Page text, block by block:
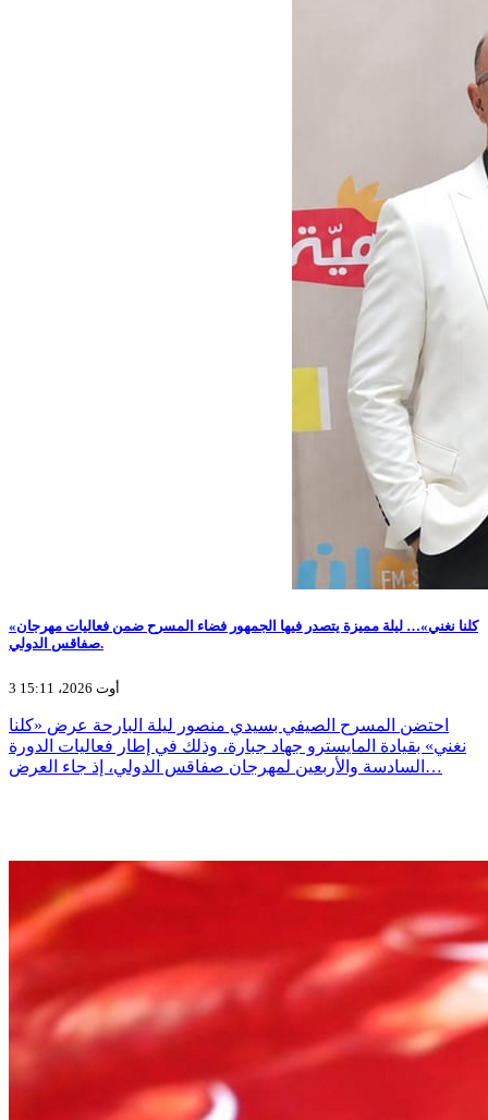
«كلنا نغني»… ليلة مميزة يتصدر فيها الجمهور فضاء المسرح ضمن فعاليات مهرجان
صفاقس الدولي.
3 أوت 2026، 15:11
احتضن المسرح الصيفي بسيدي منصور ليلة البارحة عرض «كلنا
نغني» بقيادة المايسترو جهاد جبارة، وذلك في إطار فعاليات الدورة
السادسة والأربعين لمهرجان صفاقس الدولي، إذ جاء العرض…